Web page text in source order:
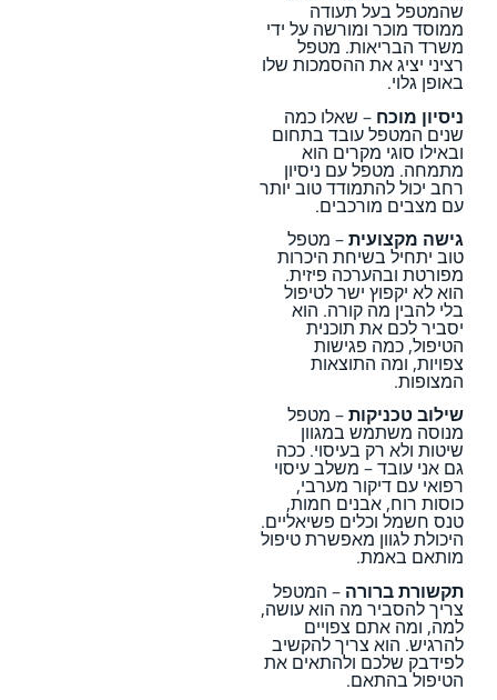
שהמטפל בעל תעודה
ממוסד מוכר ומורשה על ידי
משרד הבריאות. מטפל
רציני יציג את ההסמכות שלו
באופן גלוי.
ניסיון מוכח – שאלו כמה
שנים המטפל עובד בתחום
ובאילו סוגי מקרים הוא
מתמחה. מטפל עם ניסיון
רחב יכול להתמודד טוב יותר
עם מצבים מורכבים.
גישה מקצועית– מטפל
טוב יתחיל בשיחת היכרות
מפורטת ובהערכה פיזית.
הוא לא יקפוץ ישר לטיפול
בלי להבין מה קורה. הוא
יסביר לכם את תוכנית
הטיפול, כמה פגישות
צפויות, ומה התוצאות
המצופות.
שילוב טכניקות– מטפל
מנוסה משתמש במגוון
שיטות ולא רק בעיסוי. ככה
גם אני עובד – משלב עיסוי
רפואי עם דיקור מערבי,
כוסות רוח, אבנים חמות,
טנס חשמל וכלים פשיאליים.
היכולת לגוון מאפשרת טיפול
מותאם באמת.
תקשורת ברורה – המטפל
צריך להסביר מה הוא עושה,
למה, ומה אתם צפויים
להרגיש. הוא צריך להקשיב
לפידבק שלכם ולהתאים את
הטיפול בהתאם.